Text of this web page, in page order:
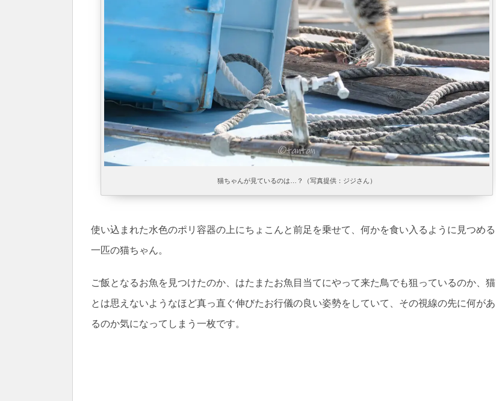
猫ちゃんが見ているのは…？（写真提供：ジジさん）
使い込まれた水色のポリ容器の上にちょこんと前足を乗せて、何かを食い入るように見つめる
一匹の猫ちゃん。
ご飯となるお魚を見つけたのか、はたまたお魚目当てにやって来た鳥でも狙っているのか、猫
とは思えないようなほど真っ直ぐ伸びたお行儀の良い姿勢をしていて、その視線の先に何があ
るのか気になってしまう一枚です。